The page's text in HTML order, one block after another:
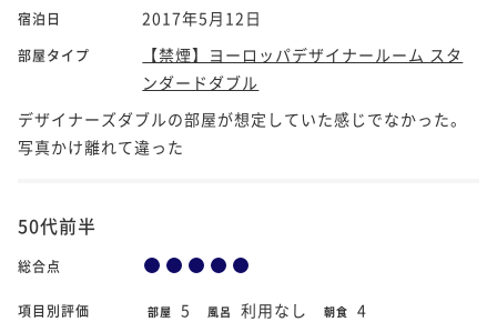
宿泊日 2017年5月12日
部屋タイプ
【禁煙】ヨーロッパデザイナールーム スタ
ンダードダブル
デザイナーズダブルの部屋が想定していた感じでなかった。
写真かけ離れて違った
50代前半
総合点
項目別評価 部屋 5 風呂 利用なし 朝食 4